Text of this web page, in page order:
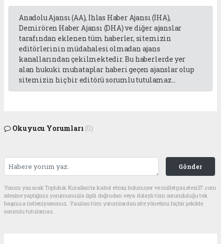
Anadolu Ajansı (AA), İhlas Haber Ajansı (İHA),
Demirören Haber Ajansı (DHA) ve diğer ajanslar
tarafından eklenen tüm haberler, sitemizin
editörlerinin müdahalesi olmadan ajans
kanallarından çekilmektedir. Bu haberlerde yer
alan hukuki muhataplar haberi geçen ajanslar olup
sitemizin hiç bir editörü sorumlu tutulamaz...
Okuyucu Yorumları (0)
Gönder
Yorum yazarak Topluluk Kuralları’nı kabul etmiş bulunuyor ve milletgazetesi27.com
sitesine yaptığınız yorumunuzla ilgili doğrudan veya dolaylı tüm sorumluluğu tek
başınıza üstleniyorsunuz. Yazılan tüm yorumlardan site yönetimi hiçbir şekilde
sorumlu tutulamaz.